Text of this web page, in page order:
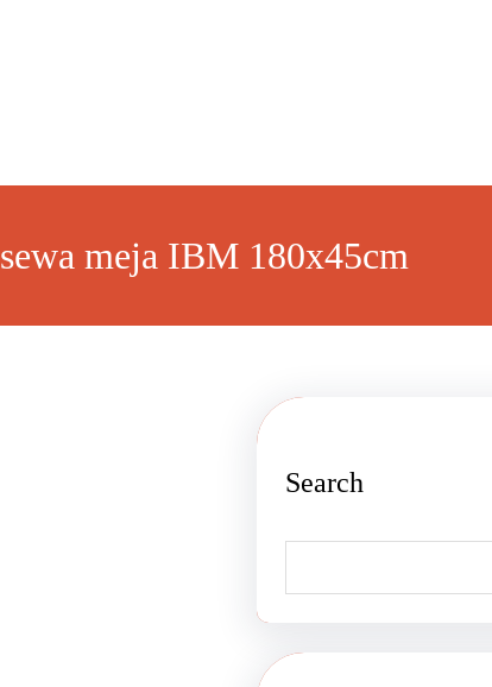
sewa meja IBM 180x45cm
Search